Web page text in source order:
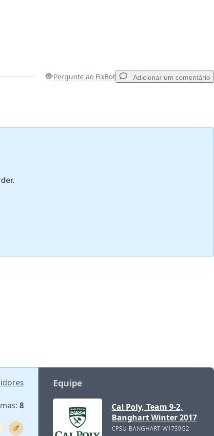
Pergunte ao FixBot Adicionar um comentário
8
Equipe
Cal Poly, Team 9-2,
Banghart Winter 2017
CPSU-BANGHART-W17S9G2